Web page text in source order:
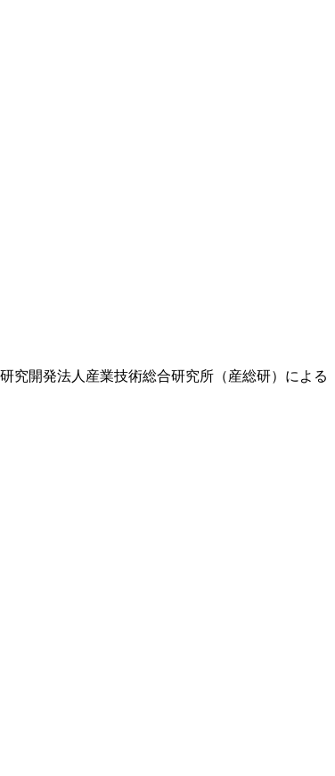
究開発法人産業技術総合研究所（産総研）による